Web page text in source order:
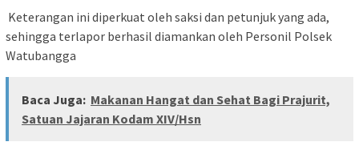
Keterangan ini diperkuat oleh saksi dan petunjuk yang ada,
sehingga terlapor berhasil diamankan oleh Personil Polsek
Watubangga
Baca Juga: Makanan Hangat dan Sehat Bagi Prajurit,
Satuan Jajaran Kodam XIV/Hsn